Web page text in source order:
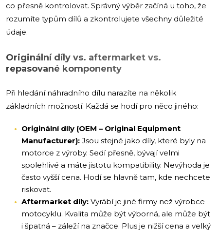
co přesně kontrolovat. Správný výběr začíná u toho, že
rozumíte typům dílů a zkontrolujete všechny důležité
údaje.
Originální díly vs. aftermarket vs.
repasované komponenty
Při hledání náhradního dílu narazíte na několik
základních možností. Každá se hodí pro něco jiného:
Originální díly (OEM – Original Equipment
Manufacturer): Jsou stejné jako díly, které byly na
motorce z výroby. Sedí přesně, bývají velmi
spolehlivé a máte jistotu kompatibility. Nevýhoda je
často vyšší cena. Hodí se hlavně tam, kde nechcete
riskovat.
Aftermarket díly: Vyrábí je jiné firmy než výrobce
motocyklu. Kvalita může být výborná, ale může být
i špatná – záleží na značce. Plus je nižší cena a velký